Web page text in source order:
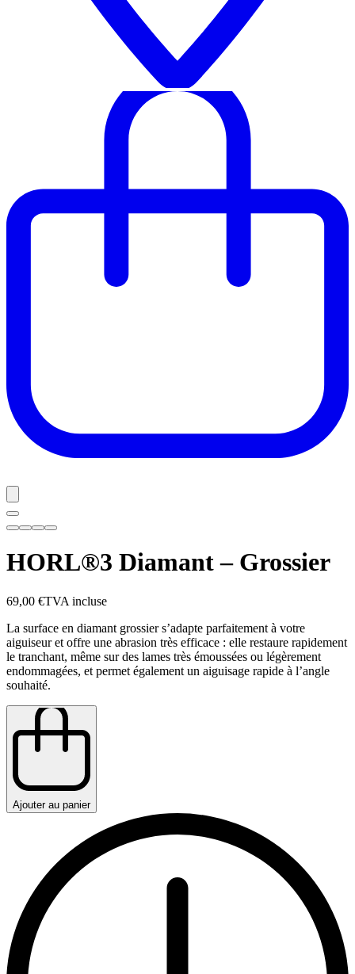
HORL®3 Diamant – Grossier
69,00 €TVA incluse
La surface en diamant grossier s’adapte parfaitement à votre
aiguiseur et offre une abrasion très efficace : elle restaure rapidement
le tranchant, même sur des lames très émoussées ou légèrement
endommagées, et permet également un aiguisage rapide à l’angle
souhaité.
Ajouter au panier